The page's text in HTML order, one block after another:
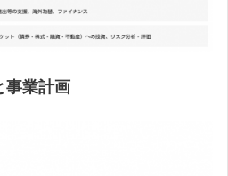
事業計画